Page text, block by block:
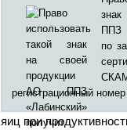
ППЗ
по
регистрационный
яиц при